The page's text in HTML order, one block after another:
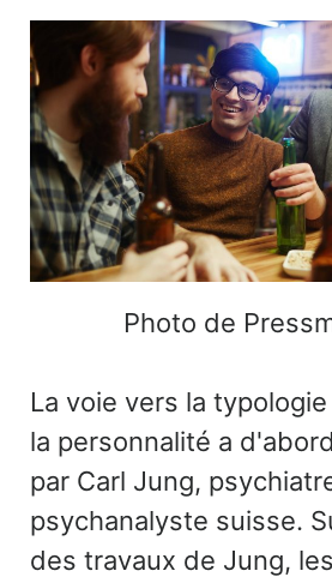
Photo de
La voie vers la
la personnalité a
par Carl Jung,
psychanalyste suisse.
des travaux de Jung, les